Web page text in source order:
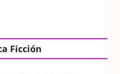
Ficción